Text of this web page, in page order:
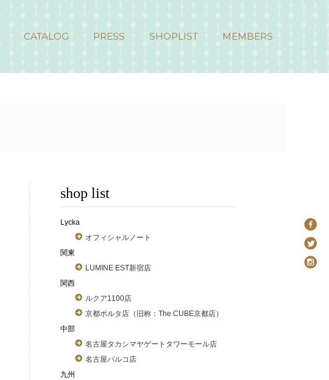
CATALOG PRESS SHOPLIST MEMBERS
shop list
Lycka
オフィシャルノート
関東
LUMINE EST新宿店
関西
ルクア1100店
京都ポルタ店（旧称：The CUBE京都店）
中部
名古屋タカシマヤゲートタワーモール店
名古屋パルコ店
九州